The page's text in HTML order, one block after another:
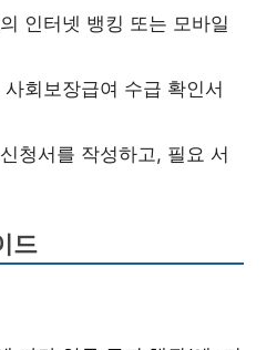
인터넷 뱅킹 또는 모바일
회보장급여 수급 확인서
청서를 작성하고, 필요 서
드